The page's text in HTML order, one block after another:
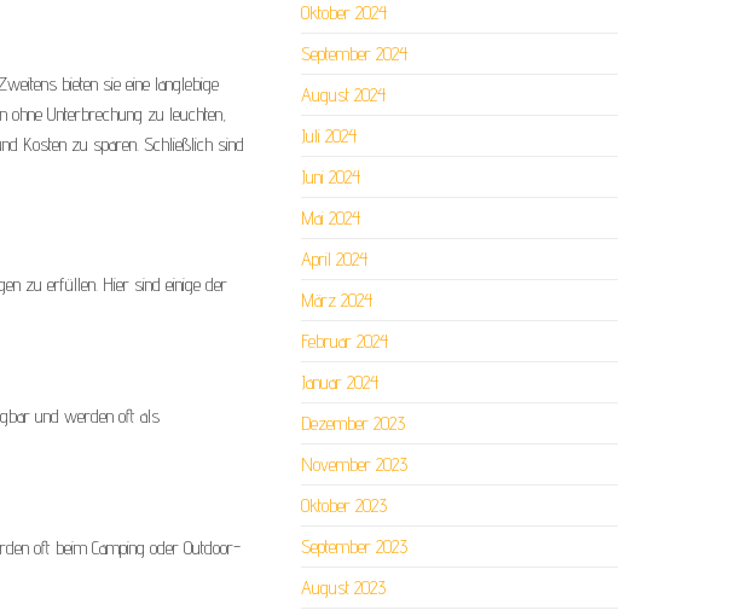
bieten sie eine langlebige
ohne Unterbrechung zu leuchten,
Kosten zu sparen. Schließlich sind
zu erfüllen. Hier sind einige der
und werden oft als
oft beim Camping oder Outdoor-
Oktober 2024
September 2024
August 2024
Juli 2024
Juni 2024
Mai 2024
April 2024
März 2024
Februar 2024
Januar 2024
Dezember 2023
November 2023
Oktober 2023
September 2023
August 2023